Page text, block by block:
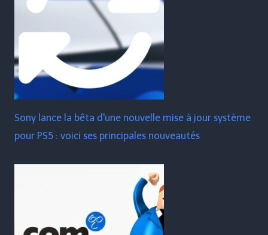
Sony lance la bêta d'une nouvelle mise à jour système
pour PS5 : voici ses principales nouveautés